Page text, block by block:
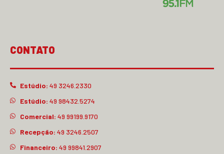
CONTATO
Estúdio: 49 3246.2330
Estúdio: 49 98432.5274
Comercial: 49 99199.9170
Recepção: 49 3246.2507
Financeiro: 49 99841.2907